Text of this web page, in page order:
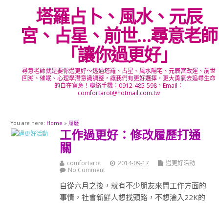
塔羅占卜、風水、元辰
宮、占星、前世…尋意老師
「讓你過更好」
尋意老師就是要你過更好～透過塔羅、占星、風水陽宅、元辰宮改運、前世
回溯、催眠、心理學潛意識調整，讓我們有更好選擇，更大勇氣去追尋生命
的自在寫意！聯絡手機：0912-485-598，Email：
comfortarot@hotmail.com.tw
You are here: Home » 履歷
工作過更好：修改履歷打通
關
comfortarot 2014-09-17
過更好活動
No Comment
自從六月之後，就有不少朋友來問工作方面的
事情，社會新鮮人想找頭路，不想淪入22K的